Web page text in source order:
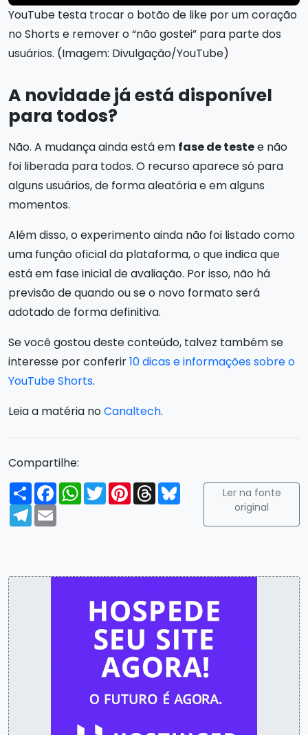
YouTube testa trocar o botão de like por um coração
no Shorts e remover o “não gostei” para parte dos
usuários. (Imagem: Divulgação/YouTube)
A novidade já está disponível
para todos?
Não. A mudança ainda está em fase de testee não
foi liberada para todos. O recurso aparece só para
alguns usuários, de forma aleatória e em alguns
momentos.
Além disso, o experimento ainda não foi listado como
uma função oficial da plataforma, o que indica que
está em fase inicial de avaliação. Por isso, não há
previsão de quando ou se o novo formato será
adotado de forma definitiva.
Se você gostou deste conteúdo, talvez também se
interesse por conferir10 dicas e informações sobre o
YouTube Shorts.
Leia a matéria noCanaltech.
Compartilhe:
Compartilhar
FacebookWhatsApp
TwitterPinterest
ThreadsBluesky
Telegram
Email
Ler na fonte
original